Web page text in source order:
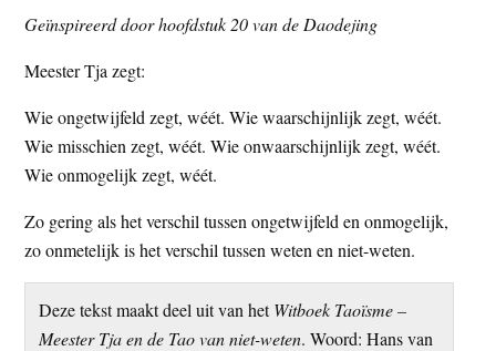
t
e
Geïnspireerd door hoofdstuk 20 van de Daodejing
Meester Tja zegt:
Wie ongetwijfeld zegt, wéét. Wie waarschijnlijk zegt, wéét.
Wie misschien zegt, wéét. Wie onwaarschijnlijk zegt, wéét.
Wie onmogelijk zegt, wéét.
Zo gering als het verschil tussen ongetwijfeld en onmogelijk,
zo onmetelijk is het verschil tussen weten en niet-weten.
Deze tekst maakt deel uit van hetWitboek Taoïsme –
Meester Tja en de Tao van niet-weten. Woord: Hans van